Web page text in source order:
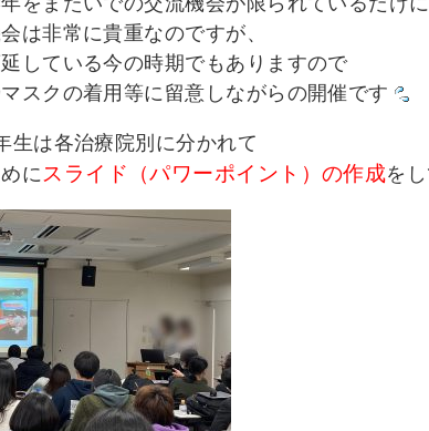
は非常に貴重なのですが、
している今の時期でもありますので
スクの着用等に留意しながらの開催です
生は各治療院別に分かれて
に スライド（パワーポイント）の作成を